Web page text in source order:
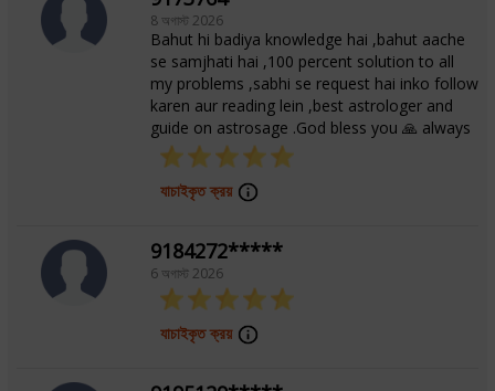
Pooja’s KP-based guidance serves as a dependable
source of clarity and support.
Certificate in KP Astrology from Jyotishvitran
নির্বাচিত এলাকা
KP System
8 অগাস্ট 2026
Bahut hi badiya knowledge hai ,bahut aache
se samjhati hai ,100 percent solution to all
my problems ,sabhi se request hai inko follow
karen aur reading lein ,best astrologer and
guide on astrosage .God bless you 🙏 always
যাচাইকৃত ক্রয়
9184272*****
6 অগাস্ট 2026
যাচাইকৃত ক্রয়